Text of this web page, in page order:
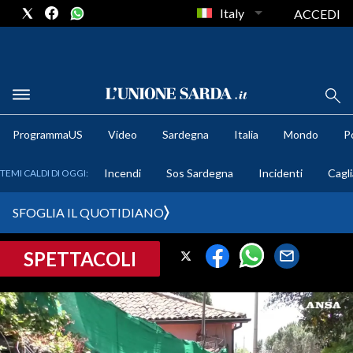
METEO
CRONACA SARDEGNA
PROVINCIA DI CAGLIARI
SULCIS IGLESIENTE
Italy ACCEDI
ProgrammaUS Video Sardegna Italia Mondo
TEMI CALDI DI OGGI: Incendi Sos Sardegna Incidenti
SFOGLIA IL QUOTIDIANO
SPETTACOLI